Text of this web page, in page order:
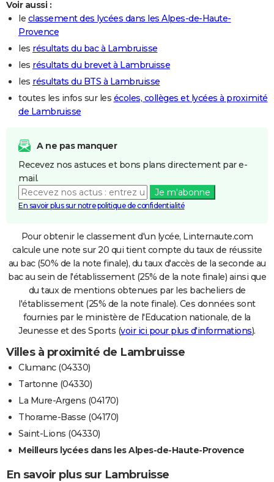
Voir aussi :
le classement des lycées dans les Alpes-de-Haute-
Provence
les résultats du bac à Lambruisse
les résultats du brevet à Lambruisse
les résultats du BTS à Lambruisse
toutes les infos sur les écoles, collèges et lycées à proximité
de Lambruisse
A ne pas manquer
Recevez nos astuces et bons plans directement par e-
mail.
Je m'abonne
En savoir plus sur notre politique de confidentialité
Pour obtenir le classement d'un lycée, Linternaute.com
calcule une note sur 20 qui tient compte du taux de réussite
au bac (50% de la note finale), du taux d'accès de la seconde au
bac au sein de l'établissement (25% de la note finale) ainsi que
du taux de mentions obtenues par les bacheliers de
l'établissement (25% de la note finale). Ces données sont
fournies par le ministère de l'Education nationale, de la
Jeunesse et des Sports (voir ici pour plus d'informations).
Villes à proximité de Lambruisse
Clumanc (04330)
Tartonne (04330)
La Mure-Argens (04170)
Thorame-Basse (04170)
Saint-Lions (04330)
Meilleurs lycées dans les Alpes-de-Haute-Provence
En savoir plus sur Lambruisse